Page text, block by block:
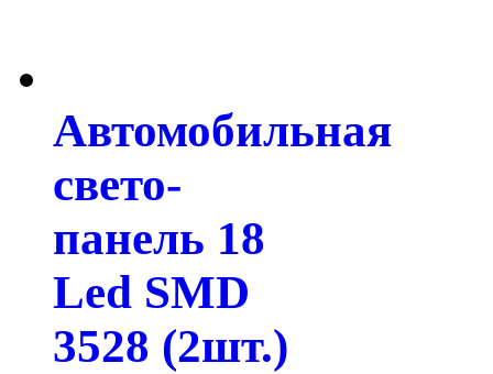
Автомобильная
свето-
панель 18
Led SMD
3528 (2шт.)